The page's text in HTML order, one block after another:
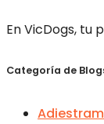
En VicDogs, tu
Categoría de